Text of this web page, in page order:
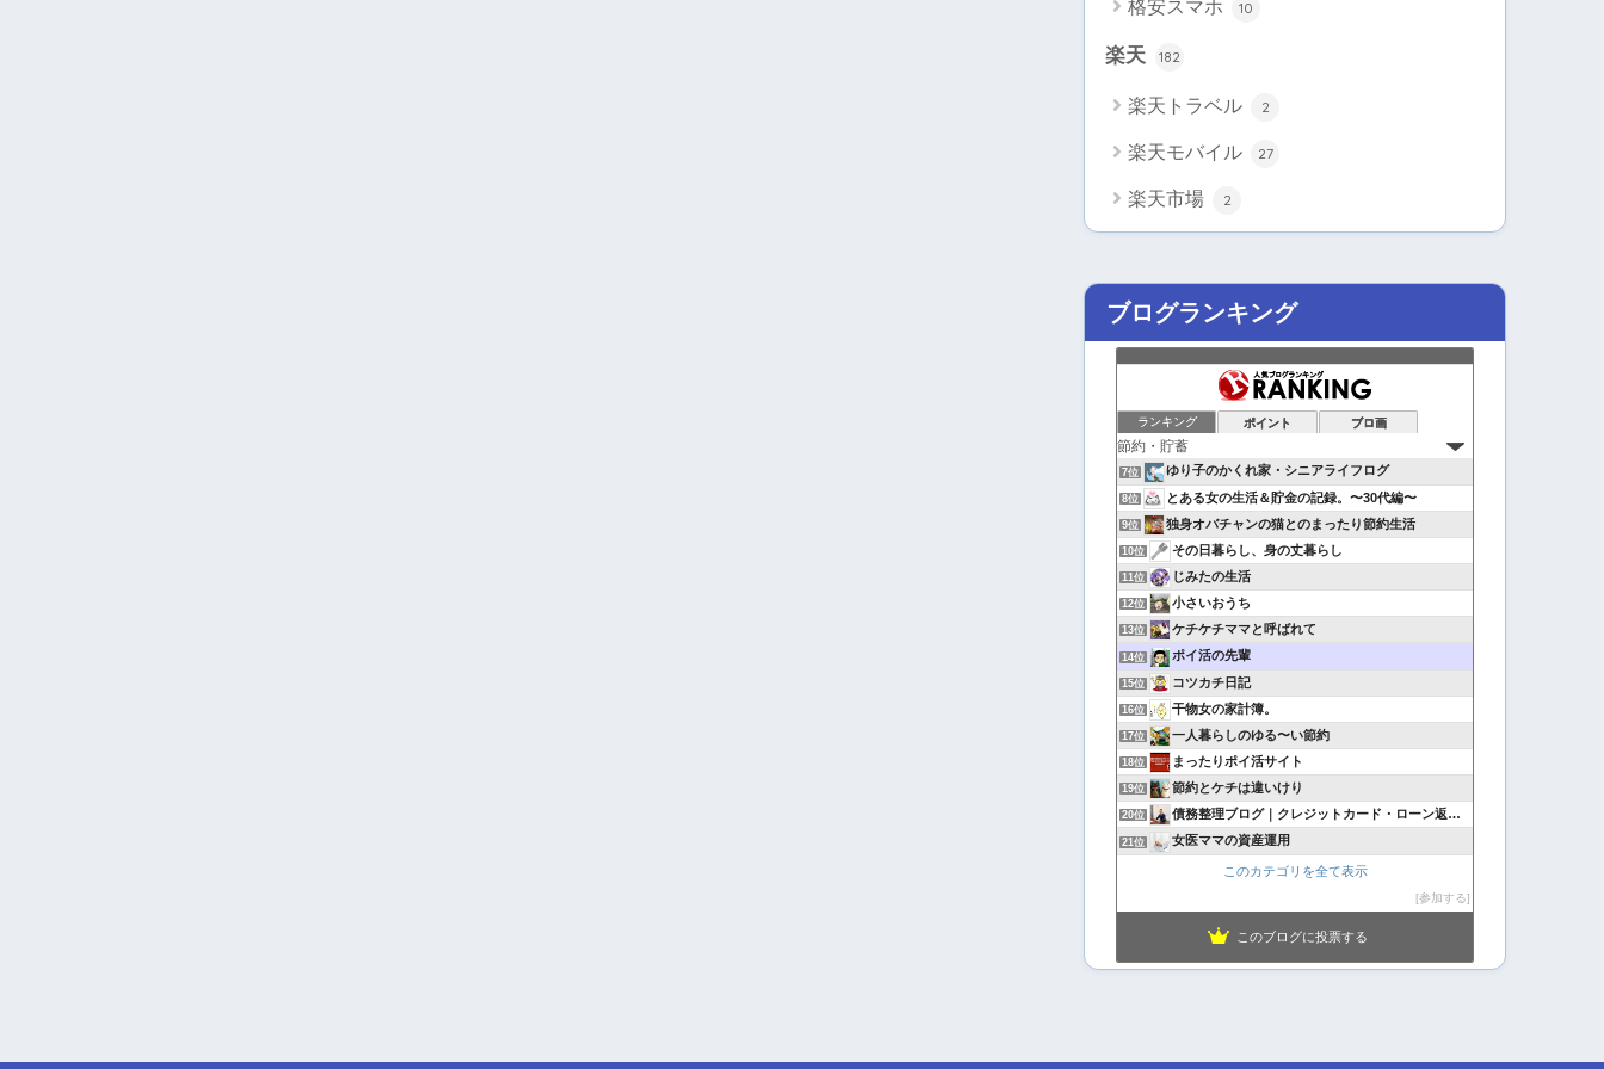
格安スマホ 10
楽天 182
楽天トラベル 2
楽天モバイル 27
楽天市場 2
ブログランキング
ランキング ポイント ブロ画
7位 ゆり子のかくれ家・シニアライフログ
8位 とある女の生活＆貯金の記録。〜30代編〜
9位 独身オバチャンの猫とのまったり節約生活
10位 その日暮らし、身の丈暮らし
11位 じみたの生活
12位 小さいおうち
13位 ケチケチママと呼ばれて
14位 ポイ活の先輩
15位 コツカチ日記
16位 干物女の家計簿。
17位 一人暮らしのゆる〜い節約
18位 まったりポイ活サイト
19位 節約とケチは違いけり
20位 債務整理ブログ｜クレジットカード・ローン返済で悩んでいる方へ
21位 女医ママの資産運用
このカテゴリを全て表示
参加する
このブログに投票する